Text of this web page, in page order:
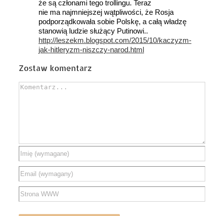
że są członami tego trollingu. Teraz
nie ma najmniejszej wątpliwości, że Rosja
podporządkowała sobie Polskę, a całą władzę
stanowią ludzie służący Putinowi..
http://leszekm.blogspot.com/2015/10/kaczyzm-
jak-hitleryzm-niszczy-narod.html
Zostaw komentarz
Comment